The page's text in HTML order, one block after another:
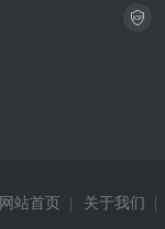
网站首页 关于我们